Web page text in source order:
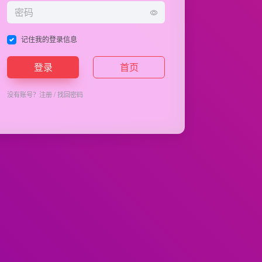
记住我的登录信息
登录 首页
没有账号？ 注册/找回密码